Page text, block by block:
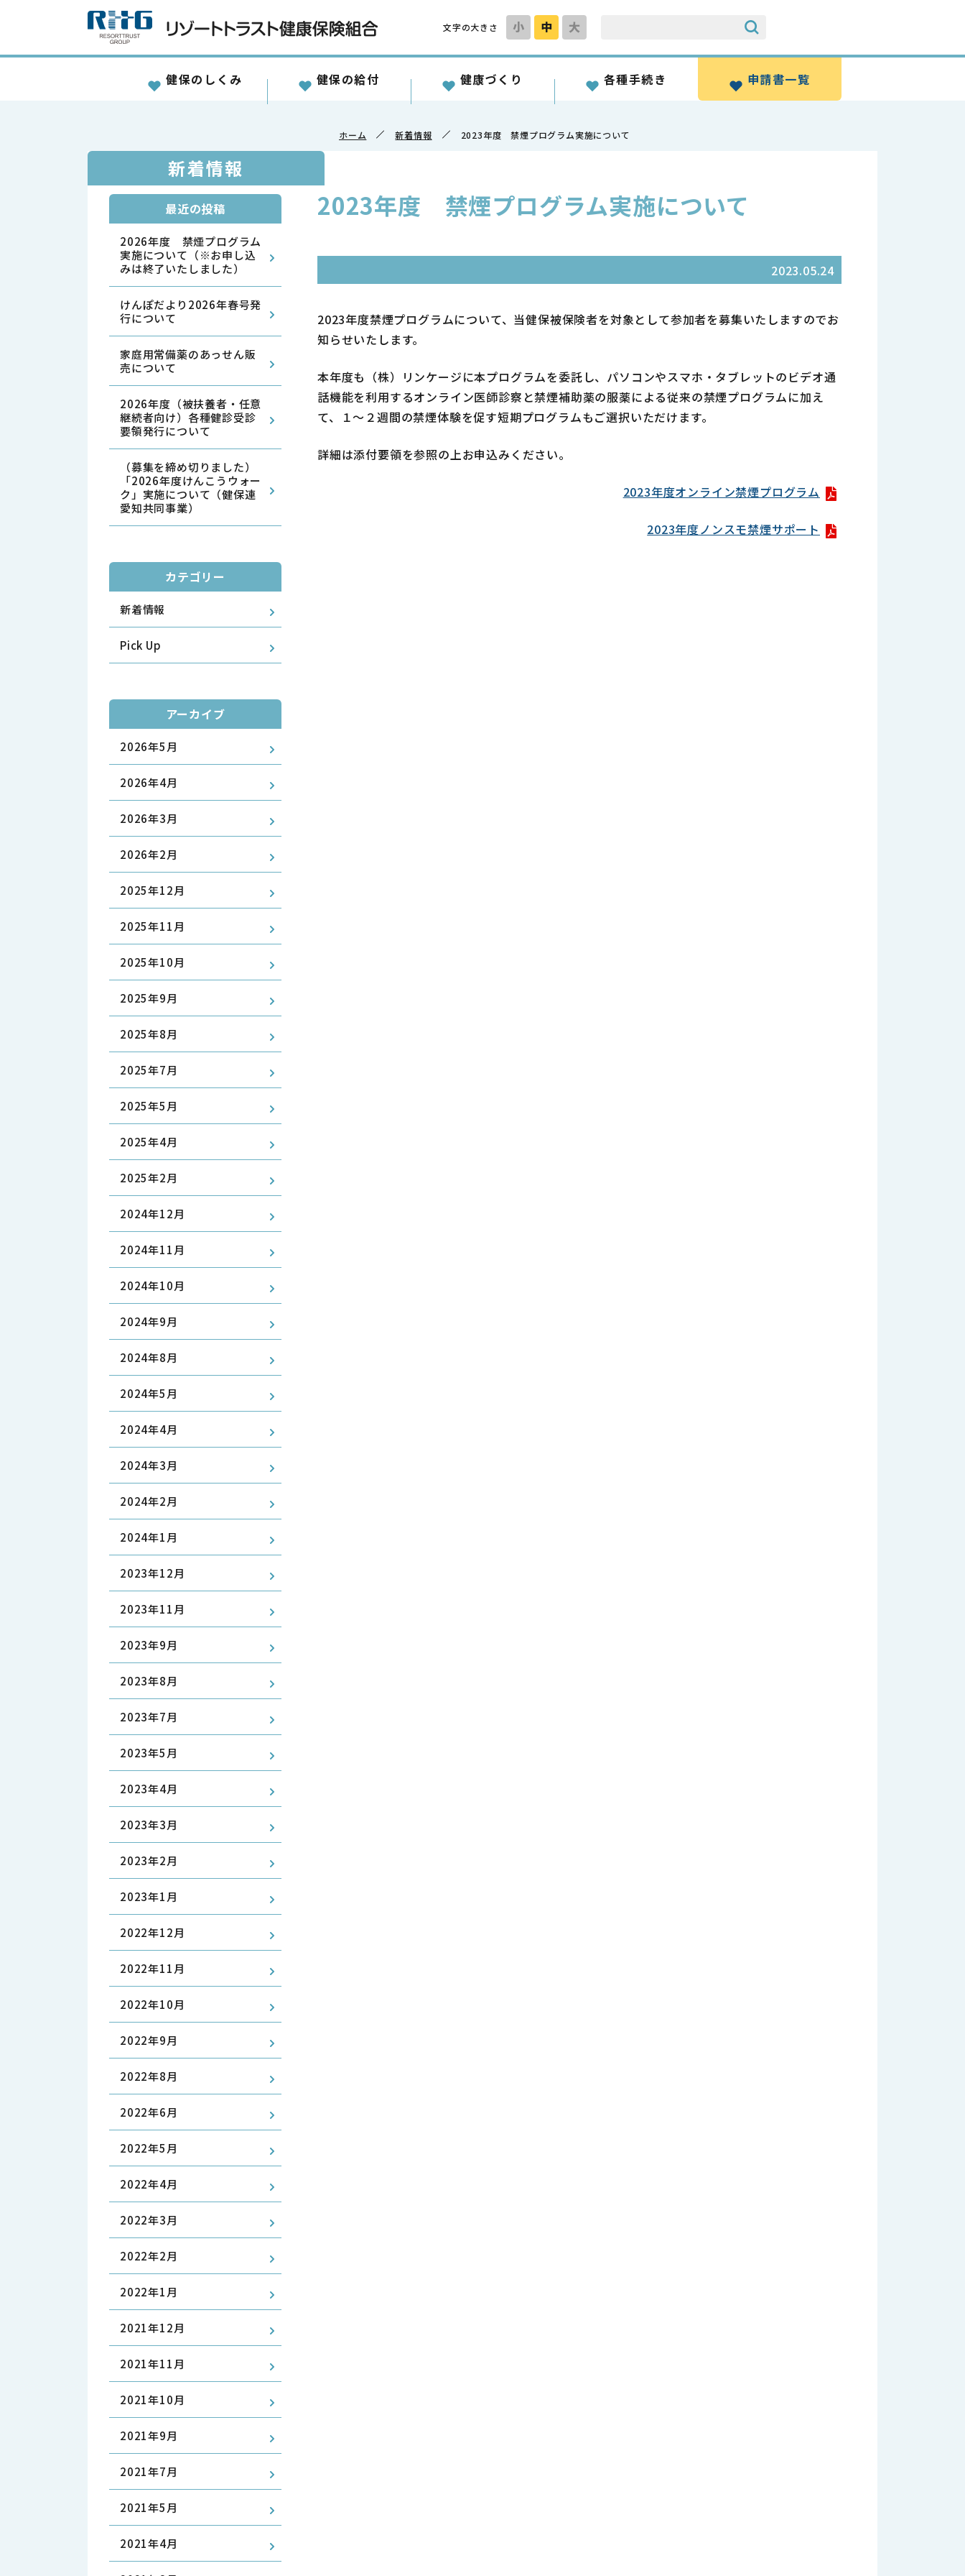
文字の大きさ 小 中 大
健保のしくみ 健保の給付 健康づくり 各種手続き 申請書一覧
ホーム 新着情報 2023年度 禁煙プログラム実施について
2023年度 禁煙プログラム実施について
2023.05.24
2023年度禁煙プログラムについて、当健保被保険者を対象として参加者を募集いたしますのでお
知らせいたします。
本年度も（株）リンケージに本プログラムを委託し、パソコンやスマホ・タブレットのビデオ通
話機能を利用するオンライン医師診察と禁煙補助薬の服薬による従来の禁煙プログラムに加え
て、１～２週間の禁煙体験を促す短期プログラムもご選択いただけます。
詳細は添付要領を参照の上お申込みください。
2023年度オンライン禁煙プログラム
2023年度ノンスモ禁煙サポート
新着情報
最近の投稿
2026年度 禁煙プログラム
実施について（※お申し込
みは終了いたしました）
けんぽだより2026年春号発
行について
家庭用常備薬のあっせん販
売について
2026年度（被扶養者・任意
継続者向け）各種健診受診
要領発行について
（募集を締め切りました）
「2026年度けんこうウォー
ク」実施について（健保連
愛知共同事業）
カテゴリー
新着情報
Pick Up
アーカイブ
2026年5月
2026年4月
2026年3月
2026年2月
2025年12月
2025年11月
2025年10月
2025年9月
2025年8月
2025年7月
2025年5月
2025年4月
2025年2月
2024年12月
2024年11月
2024年10月
2024年9月
2024年8月
2024年5月
2024年4月
2024年3月
2024年2月
2024年1月
2023年12月
2023年11月
2023年9月
2023年8月
2023年7月
2023年5月
2023年4月
2023年3月
2023年2月
2023年1月
2022年12月
2022年11月
2022年10月
2022年9月
2022年8月
2022年6月
2022年5月
2022年4月
2022年3月
2022年2月
2022年1月
2021年12月
2021年11月
2021年10月
2021年9月
2021年7月
2021年5月
2021年4月